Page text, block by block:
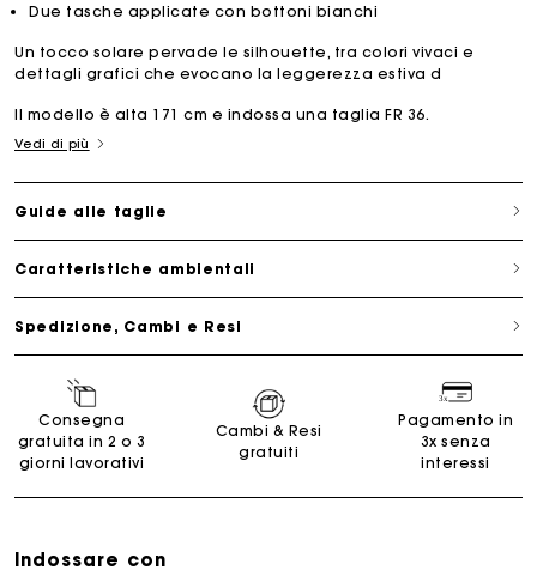
Due tasche applicate con bottoni bianchi
Un tocco solare pervade le silhouette, tra colori vivaci e
dettagli grafici che evocano la leggerezza estiva d
Il modello è alta 171 cm e indossa una taglia FR 36.
Vedi di più
Guide alle taglie
Caratteristiche ambientali
Spedizione, Cambi e Resi
Consegna
gratuita in 2 o 3
giorni lavorativi
Cambi & Resi
gratuiti
Pagamento in
3x senza
interessi
Indossare con